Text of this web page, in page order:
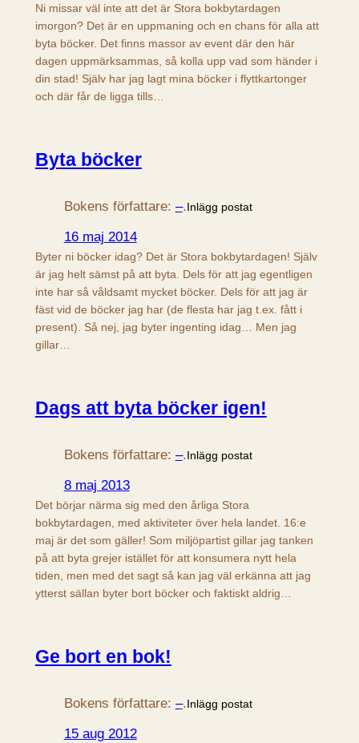
Ni missar väl inte att det är Stora bokbytardagen
imorgon? Det är en uppmaning och en chans för alla att
byta böcker. Det finns massor av event där den här
dagen uppmärksammas, så kolla upp vad som händer i
din stad! Själv har jag lagt mina böcker i flyttkartonger
och där får de ligga tills…
Byta böcker
Bokens författare: –.Inlägg postat
16 maj 2014
Byter ni böcker idag? Det är Stora bokbytardagen! Själv
är jag helt sämst på att byta. Dels för att jag egentligen
inte har så våldsamt mycket böcker. Dels för att jag är
fäst vid de böcker jag har (de flesta har jag t.ex. fått i
present). Så nej, jag byter ingenting idag… Men jag
gillar…
Dags att byta böcker igen!
Bokens författare: –.Inlägg postat
8 maj 2013
Det börjar närma sig med den årliga Stora
bokbytardagen, med aktiviteter över hela landet. 16:e
maj är det som gäller! Som miljöpartist gillar jag tanken
på att byta grejer istället för att konsumera nytt hela
tiden, men med det sagt så kan jag väl erkänna att jag
ytterst sällan byter bort böcker och faktiskt aldrig…
Ge bort en bok!
Bokens författare: –.Inlägg postat
15 aug 2012